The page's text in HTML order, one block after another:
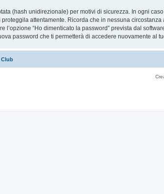
(hash unidirezionale) per motivi di sicurezza. In ogni
proteggila attentamente. Ricorda che in nessuna
l’opzione “Ho dimenticato la password” prevista dal
password che ti permetterà di accedere nuovamente al
Club